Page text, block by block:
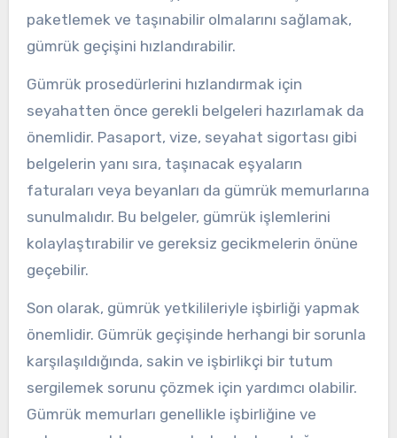
paketlemek ve taşınabilir olmalarını sağlamak,
gümrük geçişini hızlandırabilir.
Gümrük prosedürlerini hızlandırmak için
seyahatten önce gerekli belgeleri hazırlamak da
önemlidir. Pasaport, vize, seyahat sigortası gibi
belgelerin yanı sıra, taşınacak eşyaların
faturaları veya beyanları da gümrük memurlarına
sunulmalıdır. Bu belgeler, gümrük işlemlerini
kolaylaştırabilir ve gereksiz gecikmelerin önüne
geçebilir.
Son olarak, gümrük yetkilileriyle işbirliği yapmak
önemlidir. Gümrük geçişinde herhangi bir sorunla
karşılaşıldığında, sakin ve işbirlikçi bir tutum
sergilemek sorunu çözmek için yardımcı olabilir.
Gümrük memurları genellikle işbirliğine ve